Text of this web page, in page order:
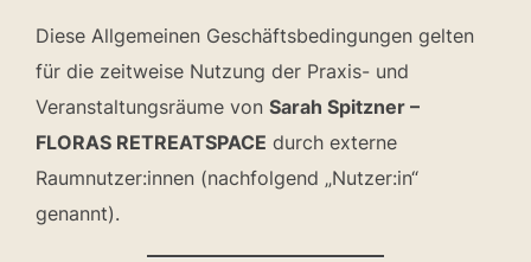
Diese Allgemeinen Geschäftsbedingungen gelten
für die zeitweise Nutzung der Praxis- und
Veranstaltungsräume von Sarah Spitzner –
FLORAS RETREATSPACE durch externe
Raumnutzer:innen (nachfolgend „Nutzer:in“
genannt).